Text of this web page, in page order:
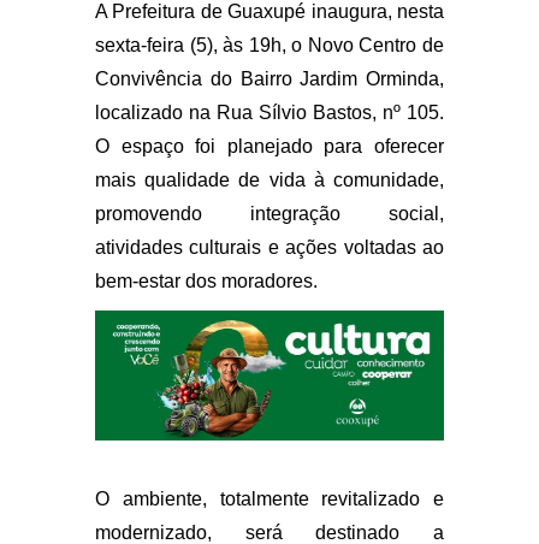
A Prefeitura de Guaxupé inaugura, nesta
sexta-feira (5), às 19h, o Novo Centro de
Convivência do Bairro Jardim Orminda,
localizado na Rua Sílvio Bastos, nº 105.
O espaço foi planejado para oferecer
mais qualidade de vida à comunidade,
promovendo integração social,
atividades culturais e ações voltadas ao
bem-estar dos moradores.
O ambiente, totalmente revitalizado e
modernizado, será destinado a